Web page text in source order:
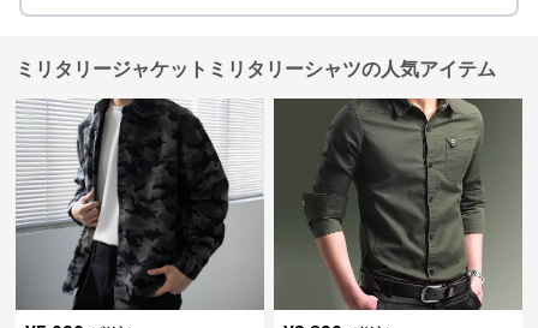
ミリタリージャケットミリタリーシャツの人気アイテム